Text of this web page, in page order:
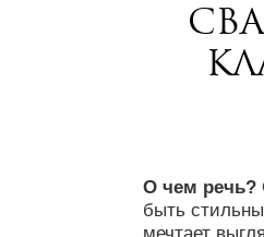
О чем речь?
быть